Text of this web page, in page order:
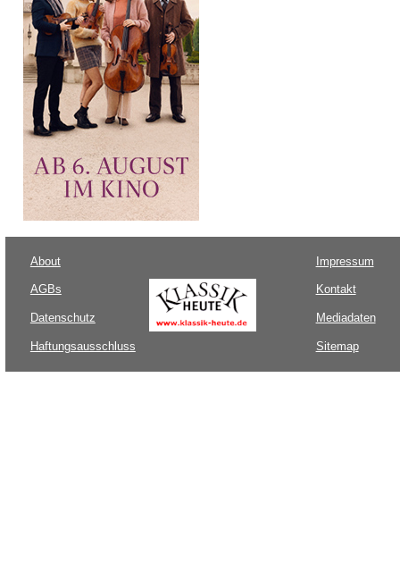
About
AGBs
Datenschutz
Haftungsausschluss
Impressum
Kontakt
Mediadaten
Sitemap